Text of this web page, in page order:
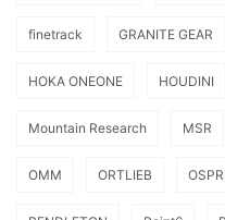
finetrack GRANITE GEAR
HOKA ONEONE HOUDINI
Mountain Research MSR
OMM ORTLIEB